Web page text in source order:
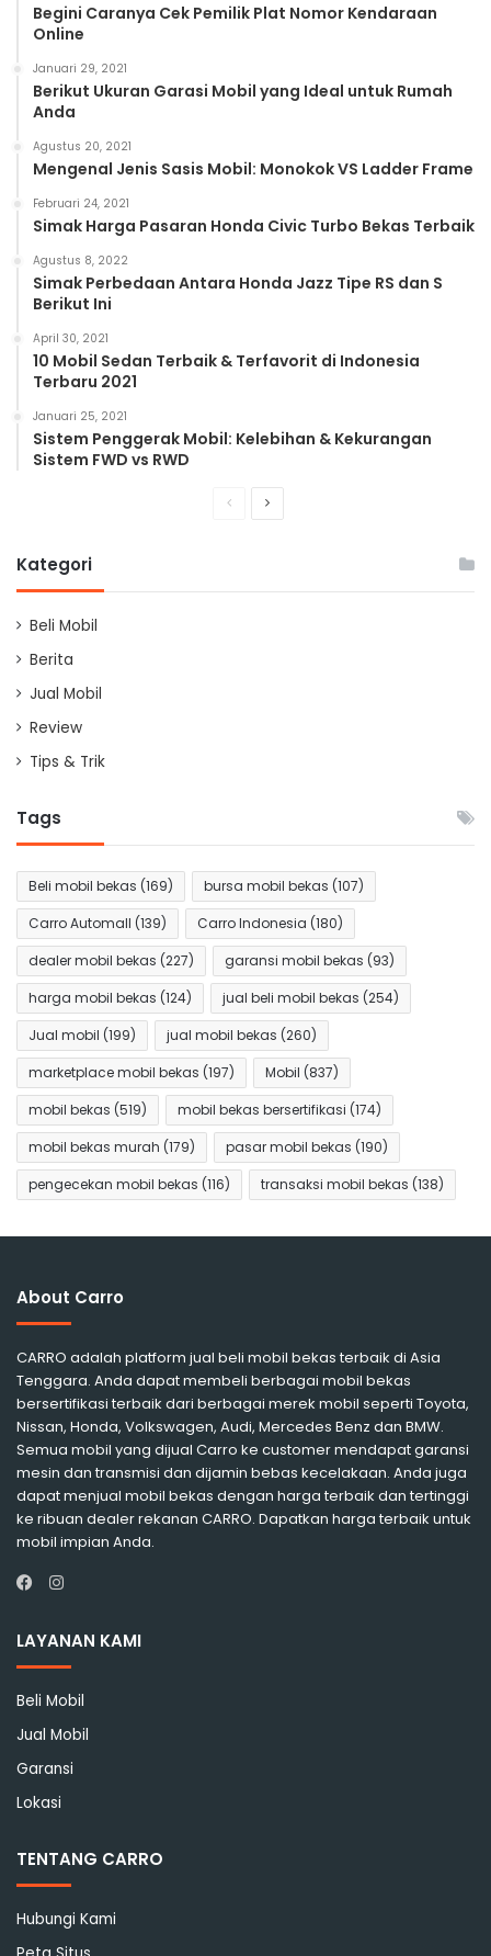
Begini Caranya Cek Pemilik Plat Nomor Kendaraan
Online
Januari 29, 2021
Berikut Ukuran Garasi Mobil yang Ideal untuk Rumah
Anda
Agustus 20, 2021
Mengenal Jenis Sasis Mobil: Monokok VS Ladder Frame
Februari 24, 2021
Simak Harga Pasaran Honda Civic Turbo Bekas Terbaik
Agustus 8, 2022
Simak Perbedaan Antara Honda Jazz Tipe RS dan S
Berikut Ini
April 30, 2021
10 Mobil Sedan Terbaik & Terfavorit di Indonesia
Terbaru 2021
Januari 25, 2021
Sistem Penggerak Mobil: Kelebihan & Kekurangan
Sistem FWD vs RWD
PreviousNext
Kategori
Beli Mobil
Berita
Jual Mobil
Review
Tips & Trik
Tags
Beli mobil bekas (169) bursa mobil bekas (107)
Carro Automall (139) Carro Indonesia (180)
dealer mobil bekas (227) garansi mobil bekas (93)
harga mobil bekas (124) jual beli mobil bekas (254)
Jual mobil (199) jual mobil bekas (260)
marketplace mobil bekas (197) Mobil (837)
mobil bekas (519) mobil bekas bersertifikasi (174)
mobil bekas murah (179) pasar mobil bekas (190)
pengecekan mobil bekas (116) transaksi mobil bekas (138)
About Carro
CARRO adalah platform jual beli mobil bekas terbaik di Asia
Tenggara. Anda dapat membeli berbagai mobil bekas
bersertifikasi terbaik dari berbagai merek mobil seperti Toyota,
Nissan, Honda, Volkswagen, Audi, Mercedes Benz dan BMW.
Semua mobil yang dijual Carro ke customer mendapat garansi
mesin dan transmisi dan dijamin bebas kecelakaan. Anda juga
dapat menjual mobil bekas dengan harga terbaik dan tertinggi
ke ribuan dealer rekanan CARRO. Dapatkan harga terbaik untuk
mobil impian Anda.
Instagram
LAYANAN KAMI
Beli Mobil
Jual Mobil
Garansi
Lokasi
TENTANG CARRO
Hubungi Kami